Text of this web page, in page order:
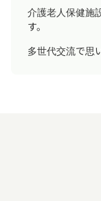
介護老人保健施
す。
多世代交流で思